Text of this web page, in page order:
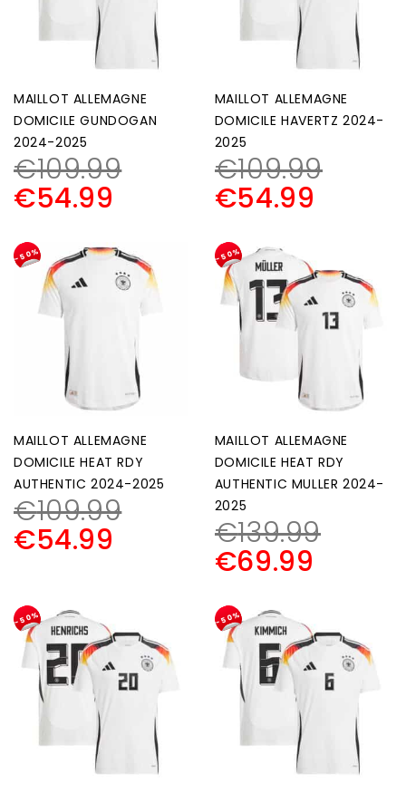
MAILLOT ALLEMAGNE
DOMICILE GUNDOGAN
2024-2025
€109.99
€54.99
MAILLOT ALLEMAGNE
DOMICILE HAVERTZ 2024-
2025
€109.99
€54.99
-50%
MAILLOT ALLEMAGNE
DOMICILE HEAT RDY
AUTHENTIC 2024-2025
€109.99
€54.99
-50%
MAILLOT ALLEMAGNE
DOMICILE HEAT RDY
AUTHENTIC MULLER 2024-
2025
€139.99
€69.99
-50% -50%